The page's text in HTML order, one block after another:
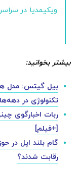
ویکیمدیا در
بیشتر بخوانید:
تکنولوژی در
ربات اخبارگوی
[+فیلم]
گام بلند اپل در
رقابت شدند؟